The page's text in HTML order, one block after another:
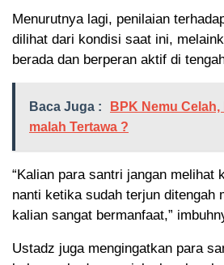
Menurutnya lagi, penilaian
dilihat dari kondisi saat ini,
berada dan berperan aktif di
Baca Juga :
BPK Nemu
malah Tertawa ?
“Kalian para santri jangan melihat
nanti ketika sudah terjun ditengah
kalian sangat bermanfaat,”
Ustadz juga mengingatkan para